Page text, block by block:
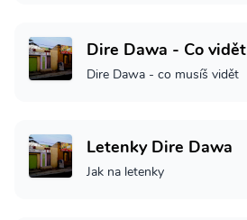
Dire Dawa - Co vidět
Dire Dawa - co musíš vidět
Letenky Dire Dawa
Jak na letenky